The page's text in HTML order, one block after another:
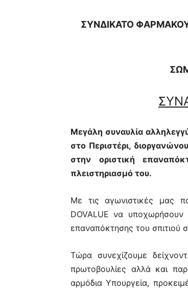
ΣΥΝΔΙΚΑΤΟ
Μεγάλη συναυλία
στο Περιστέρι,
στην οριστική
πλειστηριασμό του.
Με τις αγωνιστικές μας
DOVALUE να υποχωρήσουν
επαναπόκτησης του σπιτιού
Τώρα συνεχίζουμε
πρωτοβουλίες αλλά και
αρμόδια Υπουργεία,